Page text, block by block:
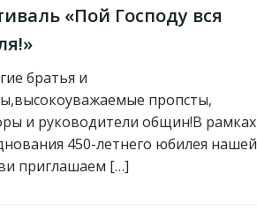
«Пой Господу вся
братья и
пропсты,
и руководители общин!В рамках
450-летнего юбилея нашей
приглашаем […]